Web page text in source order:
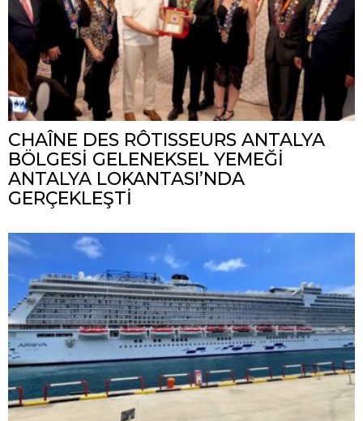
CHAÎNE DES RÔTISSEURS ANTALYA
BÖLGESİ GELENEKSEL YEMEĞİ
ANTALYA LOKANTASI’NDA
GERÇEKLEŞTİ